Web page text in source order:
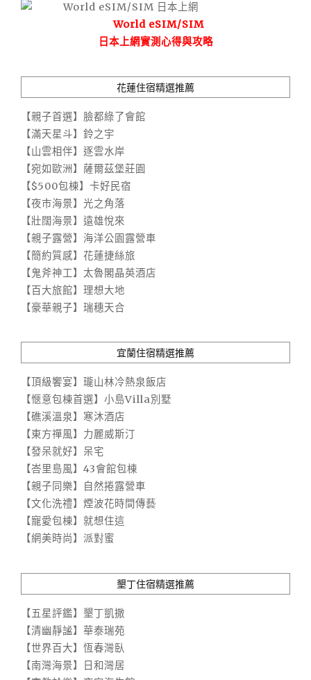
World eSIM/SIM
日本上網實測心得與攻略
花蓮住宿精選推薦
【親子首選】臉都綠了會館
【滿天星斗】鈴之宇
【山雲相伴】逐雲水岸
【宛如歐洲】薩爾茲堡莊園
【$500包棟】卡好民宿
【夜市海景】光之角落
【壯闊海景】遠雄悅來
【親子露營】海洋公園露營車
【簡約質感】花蓮捷絲旅
【鬼斧神工】太魯閣晶英酒店
【百大旅館】理想大地
【豪華親子】瑞穗天合
宜蘭住宿精選推薦
【頂級饗宴】瓏山林冷熱泉飯店
【愜意包棟首選】小島Villa別墅
【礁溪溫泉】寒沐酒店
【東方禪風】力麗威斯汀
【發呆就好】呆宅
【峇里島風】43會館包棟
【親子同樂】自然捲露營車
【文化洗禮】煙波花時間傳藝
【寵愛包棟】就想住這
【網美時尚】派對蜜
墾丁住宿精選推薦
【五星評鑑】墾丁凱撒
【清幽靜謐】華泰瑞苑
【世界百大】恆春灣臥
【南灣海景】日和灣居